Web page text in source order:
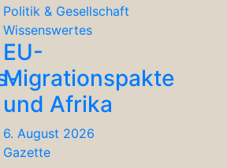
Politik & Gesellschaft
Wissenswertes
EU-
Migrationspakte
und Afrika
6. August 2026
Gazette